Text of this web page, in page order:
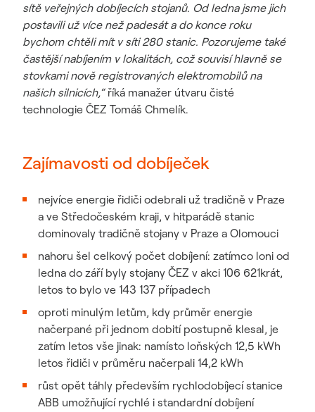
sítě veřejných dobíjecích stojanů. Od ledna jsme jich
postavili už více než padesát a do konce roku
bychom chtěli mít v síti 280 stanic. Pozorujeme také
častější nabíjením v lokalitách, což souvisí hlavně se
stovkami nově registrovaných elektromobilů na
našich silnicích,“říká manažer útvaru čisté
technologie ČEZ Tomáš Chmelík.
Zajímavosti od dobíječek
nejvíce energie řidiči odebrali už tradičně v Praze
a ve Středočeském kraji, v hitparádě stanic
dominovaly tradičně stojany v Praze a Olomouci
nahoru šel celkový počet dobíjení: zatímco loni od
ledna do září byly stojany ČEZ v akci 106 621krát,
letos to bylo ve 143 137 případech
oproti minulým letům, kdy průměr energie
načerpané při jednom dobití postupně klesal, je
zatím letos vše jinak: namísto loňských 12,5 kWh
letos řidiči v průměru načerpali 14,2 kWh
růst opět táhly především rychlodobíjecí stanice
ABB umožňující rychlé i standardní dobíjení